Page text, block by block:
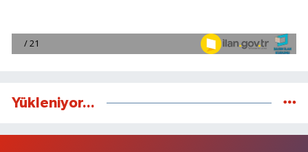
Yükleniyor...